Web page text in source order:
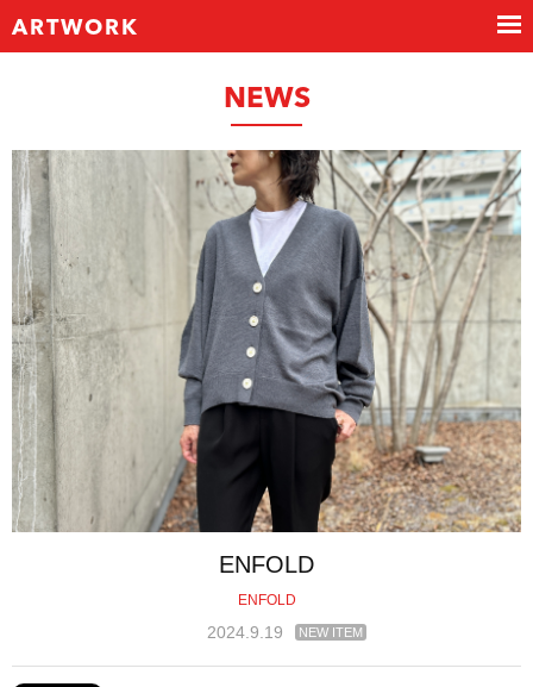
ARTWORK
NEWS
ENFOLD
ENFOLD
2024.9.19 NEW ITEM